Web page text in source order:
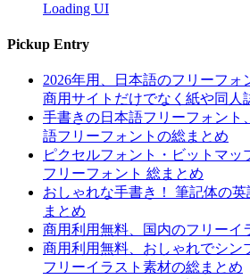
Loading UI
Pickup Entry
2026年用、日本語のフリーフォ
商用サイトだけでなく紙や同人
手書きの日本語フリーフォント
語フリーフォントの総まとめ
ピクセルフォント・ビットマッ
フリーフォント 総まとめ
おしゃれな手書き！ 筆記体の
まとめ
商用利用無料、国内のフリーイ
商用利用無料、おしゃれでシン
フリーイラスト素材の総まとめ